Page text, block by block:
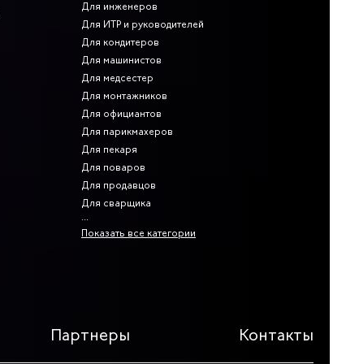
Для инженеров
Для ИТР и руководителей
Для кондитеров
Для машинистов
Для медсестер
Для монтажников
Для официантов
Для парикмахеров
Для пекаря
Для поваров
Для продавцов
Для сварщика
Показать все категории
Партнеры Контакты